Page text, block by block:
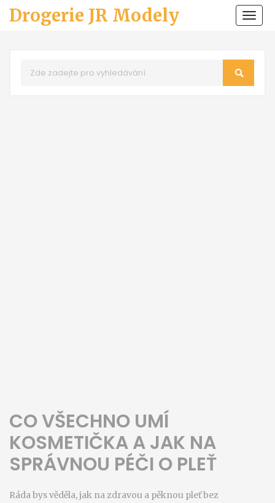
Drogerie JR Modely
CO VŠECHNO UMÍ
KOSMETIČKA A JAK NA
SPRÁVNOU PÉČI O PLEŤ
Ráda bys věděla, jak na zdravou a pěknou pleť bez